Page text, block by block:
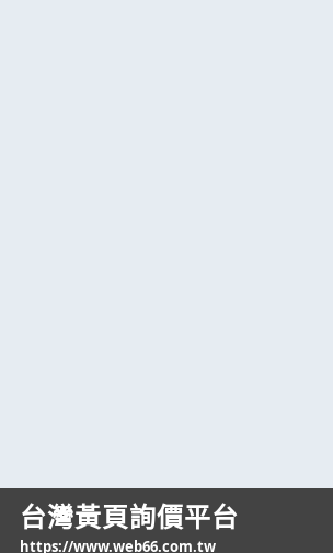
台灣黃頁詢價平台
https://www.web66.com.tw